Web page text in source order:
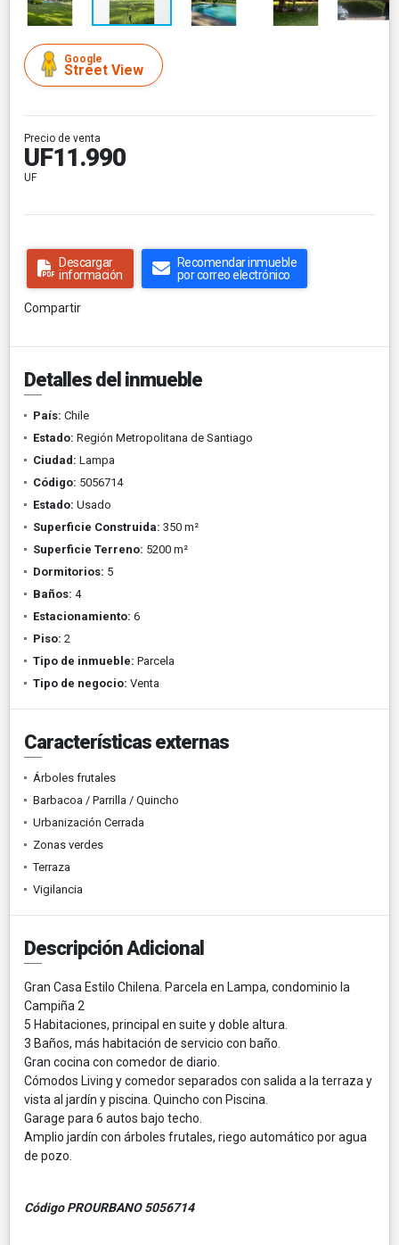
Google
Street View
Precio de venta
UF11.990
UF
Descargar
información
Recomendar inmueble
por correo electrónico
Compartir
Detalles del inmueble
País: Chile
Estado: Región Metropolitana de Santiago
Ciudad: Lampa
Código: 5056714
Estado: Usado
Superficie Construida: 350 m²
Superficie Terreno: 5200 m²
Dormitorios: 5
Baños: 4
Estacionamiento: 6
Piso: 2
Tipo de inmueble: Parcela
Tipo de negocio: Venta
Características externas
Árboles frutales
Barbacoa / Parrilla / Quincho
Urbanización Cerrada
Zonas verdes
Terraza
Vigilancia
Descripción Adicional
Gran Casa Estilo Chilena. Parcela en Lampa, condominio la
Campiña 2
5 Habitaciones, principal en suite y doble altura.
3 Baños, más habitación de servicio con baño.
Gran cocina con comedor de diario.
Cómodos Living y comedor separados con salida a la terraza y
vista al jardín y piscina. Quincho con Piscina.
Garage para 6 autos bajo techo.
Amplio jardín con árboles frutales, riego automático por agua
de pozo.
Código PROURBANO 5056714